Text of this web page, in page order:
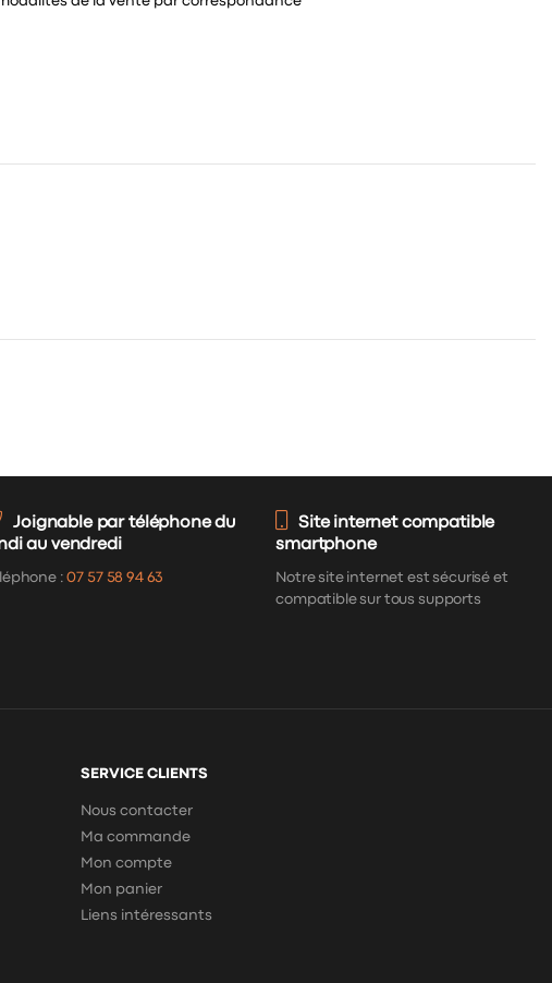
Joignable par téléphone du
au vendredi
:07 57 58 94 63
Site internet compatible
smartphone
Notre site internet est sécurisé et
compatible sur tous supports
SERVICE CLIENTS
Nous contacter
Ma commande
Mon compte
Mon panier
Liens intéressants